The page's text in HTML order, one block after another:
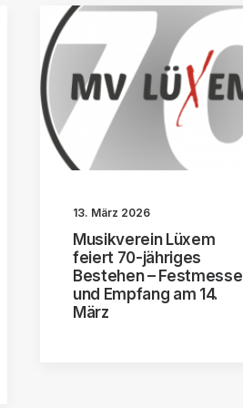
13. März 2026
Musikverein Lüxem
feiert 70-jähriges
Bestehen – Festmesse
und Empfang am 14.
März